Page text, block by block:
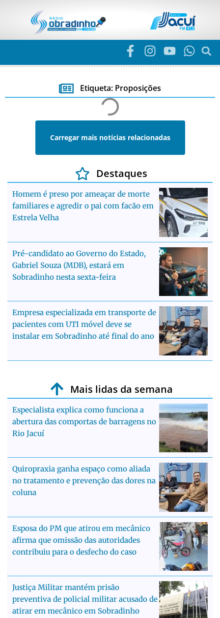
Etiqueta: Proposições
Carregar mais notícias relacionadas
Destaques
Homem é preso por ameaçar de morte
familiares e agredir o pai com facão em
Estrela Velha
Pré-candidato ao Governo do Estado,
Gabriel Souza (MDB), estará em
Sobradinho nesta sexta-feira
Empresa especializada em transporte de
pacientes com UTI móvel deve se
instalar em Sobradinho até final do ano
Mais lidas da semana
Especialista explica como funciona a
abertura das comportas de barragens no
Rio Jacuí
Quiropraxia ganha espaço como aliada
no tratamento e prevenção das dores na
coluna
Esposa do PM que atirou em mecânico
afirma que omissão das autoridades
contribuiu para o desfecho do caso
Justiça Militar mantém prisão
preventiva de policial militar acusado de
atirar em mecânico em Sobradinho